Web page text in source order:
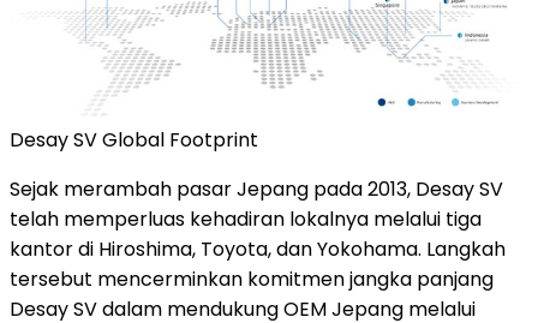
Desay SV Global Footprint
Sejak merambah pasar Jepang pada 2013, Desay SV
telah memperluas kehadiran lokalnya melalui tiga
kantor di Hiroshima, Toyota, dan Yokohama. Langkah
tersebut mencerminkan komitmen jangka panjang
Desay SV dalam mendukung OEM Jepang melalui